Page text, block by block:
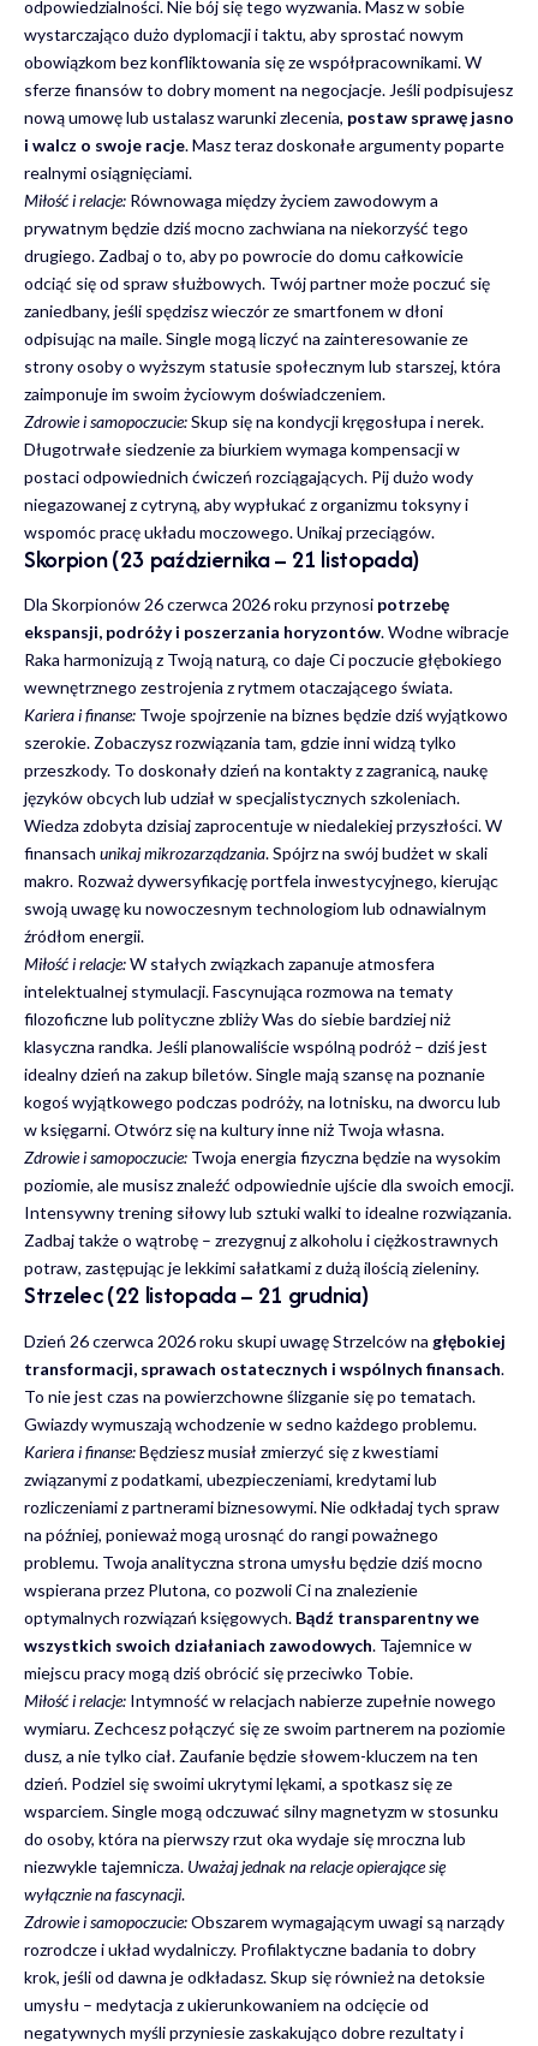
odpowiedzialności. Nie bój się tego wyzwania. Masz w sobie
wystarczająco dużo dyplomacji i taktu, aby sprostać nowym
obowiązkom bez konfliktowania się ze współpracownikami. W
sferze finansów to dobry moment na negocjacje. Jeśli podpisujesz
nową umowę lub ustalasz warunki zlecenia, postaw sprawę jasno
i walcz o swoje racje. Masz teraz doskonałe argumenty poparte
realnymi osiągnięciami.
Miłość i relacje: Równowaga między życiem zawodowym a
prywatnym będzie dziś mocno zachwiana na niekorzyść tego
drugiego. Zadbaj o to, aby po powrocie do domu całkowicie
odciąć się od spraw służbowych. Twój partner może poczuć się
zaniedbany, jeśli spędzisz wieczór ze smartfonem w dłoni
odpisując na maile. Single mogą liczyć na zainteresowanie ze
strony osoby o wyższym statusie społecznym lub starszej, która
zaimponuje im swoim życiowym doświadczeniem.
Zdrowie i samopoczucie:Skup się na kondycji kręgosłupa i nerek.
Długotrwałe siedzenie za biurkiem wymaga kompensacji w
postaci odpowiednich ćwiczeń rozciągających. Pij dużo wody
niegazowanej z cytryną, aby wypłukać z organizmu toksyny i
wspomóc pracę układu moczowego. Unikaj przeciągów.
Skorpion (23 października – 21 listopada)
Dla Skorpionów 26 czerwca 2026 roku przynosi potrzebę
ekspansji, podróży i poszerzania horyzontów. Wodne wibracje
Raka harmonizują z Twoją naturą, co daje Ci poczucie głębokiego
wewnętrznego zestrojenia z rytmem otaczającego świata.
Kariera i finanse: Twoje spojrzenie na biznes będzie dziś wyjątkowo
szerokie. Zobaczysz rozwiązania tam, gdzie inni widzą tylko
przeszkody. To doskonały dzień na kontakty z zagranicą, naukę
języków obcych lub udział w specjalistycznych szkoleniach.
Wiedza zdobyta dzisiaj zaprocentuje w niedalekiej przyszłości. W
finansach unikaj mikrozarządzania. Spójrz na swój budżet w skali
makro. Rozważ dywersyfikację portfela inwestycyjnego, kierując
swoją uwagę ku nowoczesnym technologiom lub odnawialnym
źródłom energii.
Miłość i relacje:W stałych związkach zapanuje atmosfera
intelektualnej stymulacji. Fascynująca rozmowa na tematy
filozoficzne lub polityczne zbliży Was do siebie bardziej niż
klasyczna randka. Jeśli planowaliście wspólną podróż – dziś jest
idealny dzień na zakup biletów. Single mają szansę na poznanie
kogoś wyjątkowego podczas podróży, na lotnisku, na dworcu lub
w księgarni. Otwórz się na kultury inne niż Twoja własna.
Zdrowie i samopoczucie: Twoja energia fizyczna będzie na wysokim
poziomie, ale musisz znaleźć odpowiednie ujście dla swoich emocji.
Intensywny trening siłowy lub sztuki walki to idealne rozwiązania.
Zadbaj także o wątrobę – zrezygnuj z alkoholu i ciężkostrawnych
potraw, zastępując je lekkimi sałatkami z dużą ilością zieleniny.
Strzelec (22 listopada – 21 grudnia)
Dzień 26 czerwca 2026 roku skupi uwagę Strzelców na głębokiej
transformacji, sprawach ostatecznych i wspólnych finansach.
To nie jest czas na powierzchowne ślizganie się po tematach.
Gwiazdy wymuszają wchodzenie w sedno każdego problemu.
Kariera i finanse:Będziesz musiał zmierzyć się z kwestiami
związanymi z podatkami, ubezpieczeniami, kredytami lub
rozliczeniami z partnerami biznesowymi. Nie odkładaj tych spraw
na później, ponieważ mogą urosnąć do rangi poważnego
problemu. Twoja analityczna strona umysłu będzie dziś mocno
wspierana przez Plutona, co pozwoli Ci na znalezienie
optymalnych rozwiązań księgowych. Bądź transparentny we
wszystkich swoich działaniach zawodowych. Tajemnice w
miejscu pracy mogą dziś obrócić się przeciwko Tobie.
Miłość i relacje: Intymność w relacjach nabierze zupełnie nowego
wymiaru. Zechcesz połączyć się ze swoim partnerem na poziomie
dusz, a nie tylko ciał. Zaufanie będzie słowem-kluczem na ten
dzień. Podziel się swoimi ukrytymi lękami, a spotkasz się ze
wsparciem. Single mogą odczuwać silny magnetyzm w stosunku
do osoby, która na pierwszy rzut oka wydaje się mroczna lub
niezwykle tajemnicza. Uważaj jednak na relacje opierające się
wyłącznie na fascynacji.
Zdrowie i samopoczucie:Obszarem wymagającym uwagi są narządy
rozrodcze i układ wydalniczy. Profilaktyczne badania to dobry
krok, jeśli od dawna je odkładasz. Skup się również na detoksie
umysłu – medytacja z ukierunkowaniem na odcięcie od
negatywnych myśli przyniesie zaskakująco dobre rezultaty i